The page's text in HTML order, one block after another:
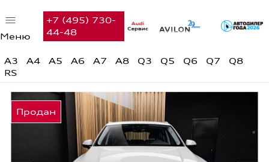
Меню
+7 (495) 730-
44-48
A3 A4 A5 A6 A7 A8 Q3 Q5 Q6 Q7
Q8
RS
Предложения недели
Финансовые услуги